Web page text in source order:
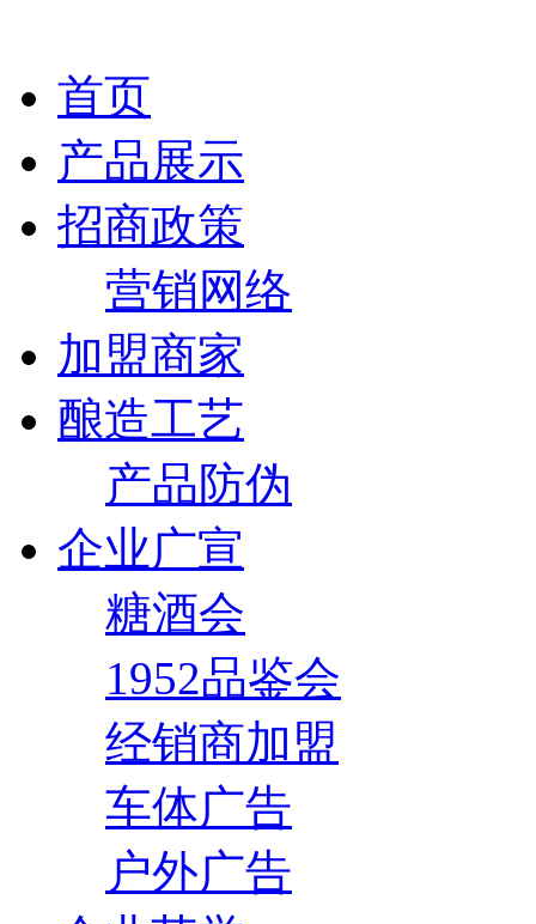
首页
产品展示
招商政策
营销网络
加盟商家
酿造工艺
产品防伪
企业广宣
糖酒会
1952品鉴会
经销商加盟
车体广告
户外广告